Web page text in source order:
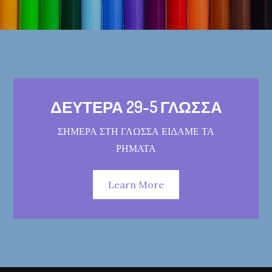
ΔΕΥΤΕΡΑ 29-5 ΓΛΩΣΣΑ
ΣΗΜΕΡΑ ΣΤΗ ΓΛΩΣΣΑ ΕΙΔΑΜΕ ΤΑ
ΡΗΜΑΤΑ
Learn More